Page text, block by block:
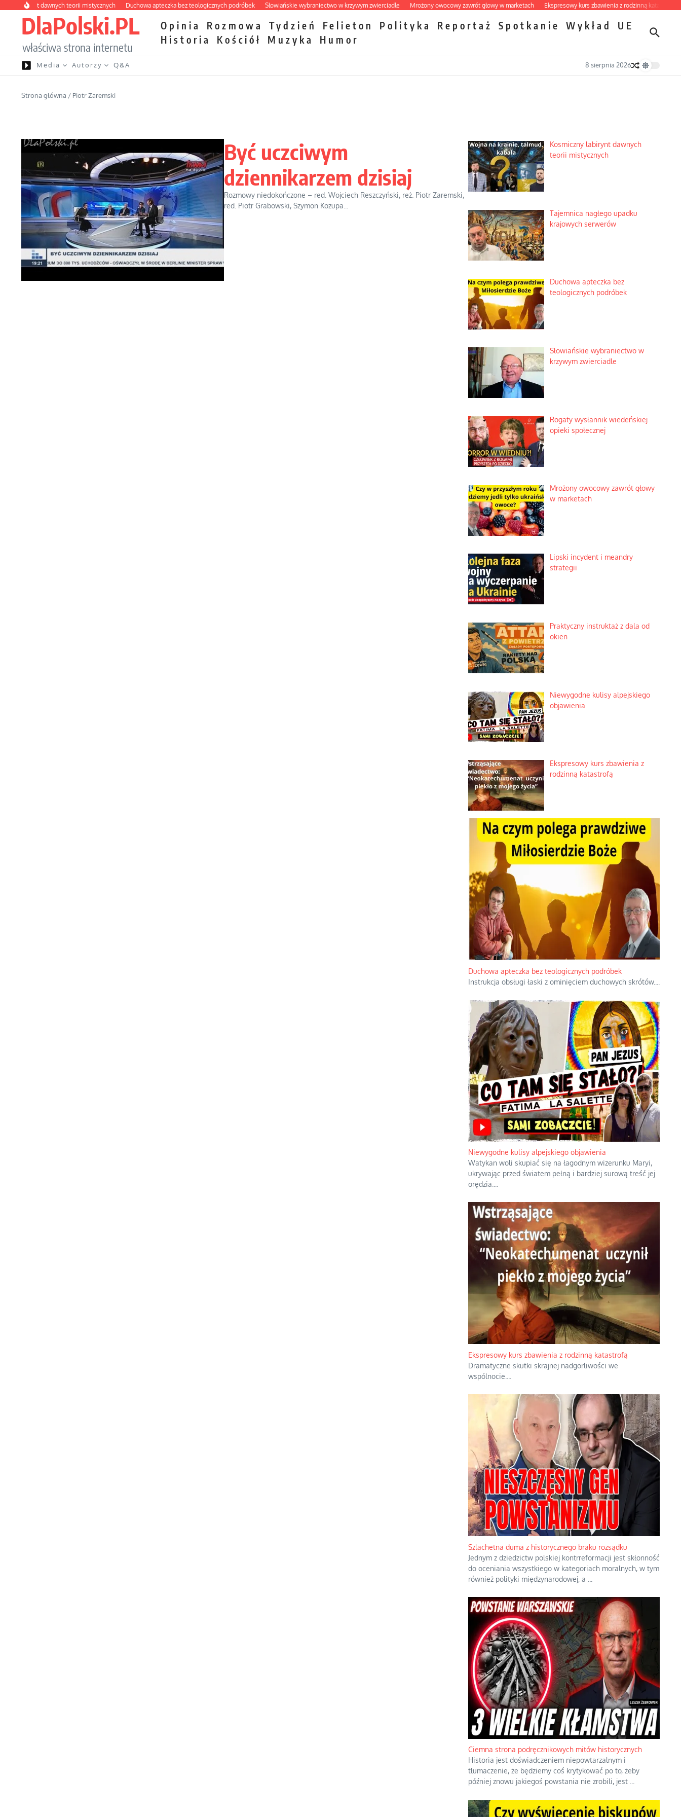
Przejdź do treści
labirynt dawnych teorii mistycznych Duchowa apteczka bez teologicznych podróbek Słowiańskie wybraniectwo w krzywym zwierciadle Mrożony owocowy zawrót głowy w marketach Ekspresowy kurs zbawienia z rodzinną katastrofą
DlaPolski.PL
właściwa strona internetu
Opinia Rozmowa Tydzień Felieton Polityka Reportaż Spotkanie Wykład
UE
Historia
Kościół Muzyka Humor
Media Autorzy Q&A 8 sierpnia 2026
Strona główna / Piotr Zaremski
Być uczciwym
dziennikarzem dzisiaj
Rozmowy niedokończone – red. Wojciech Reszczyński, reż. Piotr Zaremski,
red. Piotr Grabowski, Szymon Kozupa...
Kosmiczny labirynt dawnych
teorii mistycznych
Tajemnica nagłego upadku
krajowych serwerów
Duchowa apteczka bez
teologicznych podróbek
Słowiańskie wybraniectwo w
krzywym zwierciadle
Rogaty wysłannik wiedeńskiej
opieki społecznej
Mrożony owocowy zawrót głowy
w marketach
Lipski incydent i meandry
strategii
Praktyczny instruktaż z dala od
okien
Niewygodne kulisy alpejskiego
objawienia
Ekspresowy kurs zbawienia z
rodzinną katastrofą
Duchowa apteczka bez teologicznych podróbek
Instrukcja obsługi łaski z ominięciem duchowych skrótów.
Niewygodne kulisy alpejskiego objawienia
Watykan woli skupiać się na łagodnym wizerunku Maryi,
ukrywając przed światem pełną i bardziej surową treść jej
orędzia.
Ekspresowy kurs zbawienia z rodzinną katastrofą
Dramatyczne skutki skrajnej nadgorliwości we
wspólnocie.
Szlachetna duma z historycznego braku rozsądku
Jednym z dziedzictw polskiej kontrreformacji jest skłonność
do oceniania wszystkiego w kategoriach moralnych, w tym
również polityki międzynarodowej, a
Ciemna strona podręcznikowych mitów historycznych
Historia jest doświadczeniem niepowtarzalnym i
tłumaczenie, że będziemy coś krytykować po to, żeby
później znowu jakiegoś powstania nie zrobili, jest